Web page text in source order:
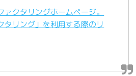
ァクタリングホームページ。
タリング」を利用する際のリ